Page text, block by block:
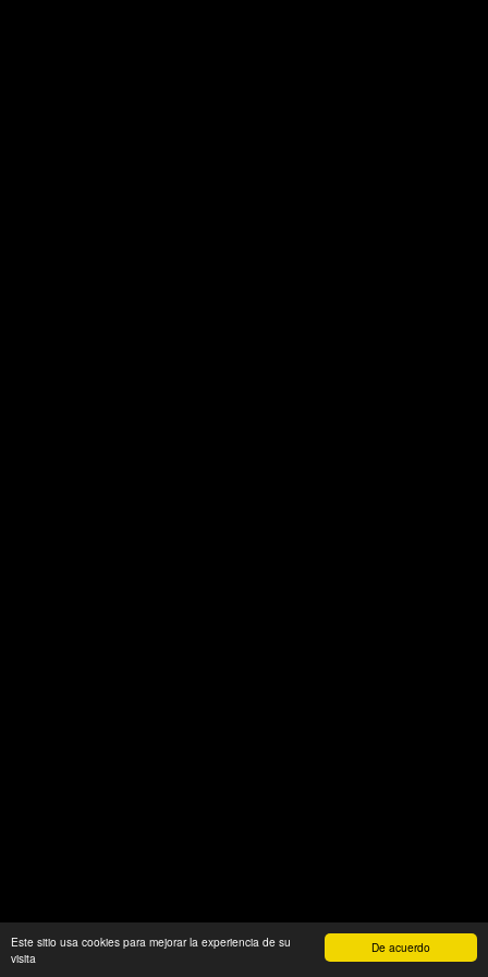
De acuerdo
Este sitio usa cookies para mejorar la experiencia de su
visita